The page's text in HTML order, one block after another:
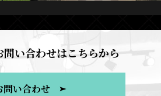
問い合わせはこちらから
問い合わせ